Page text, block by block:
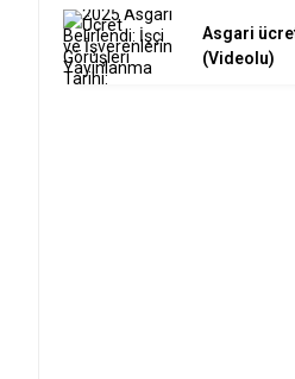
Asgari
(Videolu)